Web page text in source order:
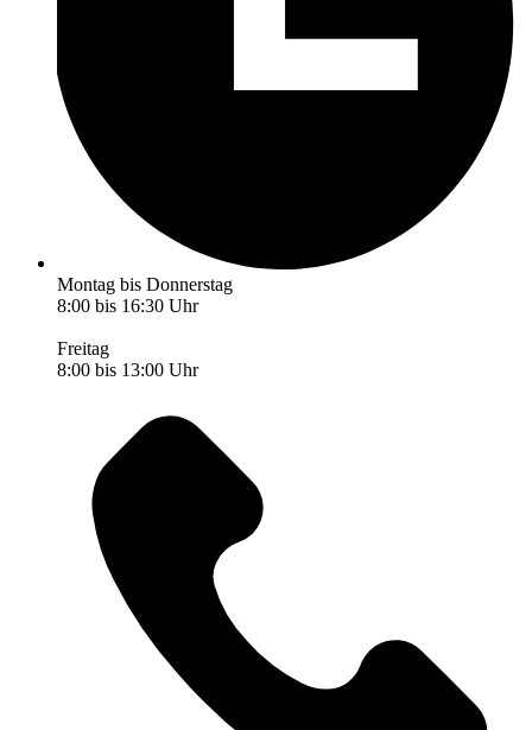
Montag bis Donnerstag
8:00 bis 16:30 Uhr
Freitag
8:00 bis 13:00 Uhr